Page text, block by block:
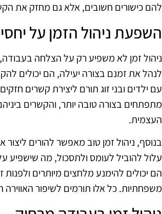
להם כישורים חשובים, אלא גם מחזק את
השפעת ניהול הזמן על
ניהול זמן לא משפיע רק על הצלחה
לנהל את זמנם בצורה יעילה, הם יכולים
עם ילדים ובני זוג תורם ליצירת קשרים
מתפתחים בצורה טובה יותר, והקשרים
העצמית.
בנוסף, ניהול זמן טוב מאפשר להורים ליצור
עלול להוביל לעומס ולתסכול, מה שישפיע
הם יכולים להימנע מלחצים מיותרים
משפחתיות. כל אלו תורמים לשיפור האווירה